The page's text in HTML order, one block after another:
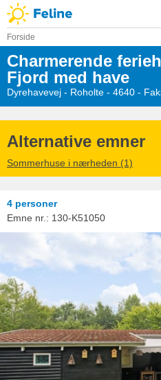
Forside
Charmerende
Fjord med have
Dyrehavevej - Roholte - 4640 -
Alternative emner
Sommerhuse i nærheden (1)
4 personer
Emne nr.: 130-K51050